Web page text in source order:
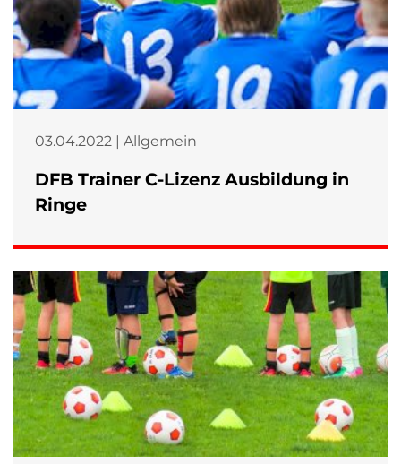
03.04.2022 | Allgemein
DFB Trainer C-Lizenz Ausbildung in
Ringe